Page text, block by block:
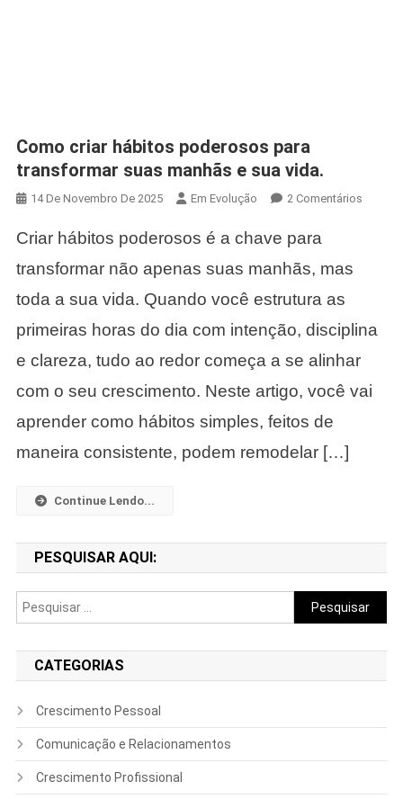
Como criar hábitos poderosos para
transformar suas manhãs e sua vida.
14 De Novembro De 2025 Em Evolução 2 ComentáriosEm
Criar hábitos poderosos é a chave para
transformar não apenas suas manhãs, mas
toda a sua vida. Quando você estrutura as
primeiras horas do dia com intenção, disciplina
e clareza, tudo ao redor começa a se alinhar
com o seu crescimento. Neste artigo, você vai
aprender como hábitos simples, feitos de
maneira consistente, podem remodelar […]
Continue Lendo...
PESQUISAR AQUI:
Pesquisar
por:
CATEGORIAS
Crescimento Pessoal
Comunicação e Relacionamentos
Crescimento Profissional